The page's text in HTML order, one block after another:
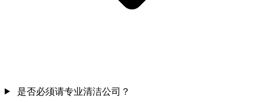
是否必须请专业清洁公司？